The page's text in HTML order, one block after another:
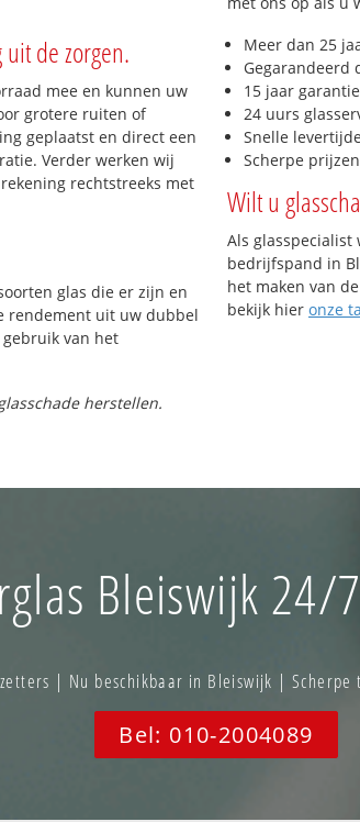
de zorgen.
mee en kunnen uw
grotere ruiten of
geplaatst en direct een
Verder werken wij
rechtstreeks met
glas die er zijn en
rendement uit uw dubbel
van het
herstellen.
Meer dan 25
Gegarandeerd
15 jaar
24 uurs
Snelle
Scherpe prijzen
Wilt u
Als
bedrijfspand in
het maken van
bekijk hier onze
Bleiswijk 24/
| Nu beschikbaar in Bleiswijk |
Bel: 010-2004089